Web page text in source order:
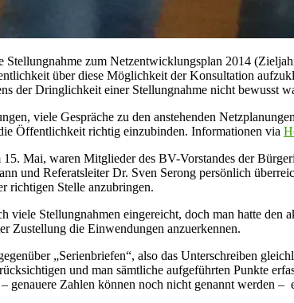
Stellungnahme zum Netzentwicklungsplan 2014
über diese Möglichkeit der Konsultation
der Dringlichkeit einer Stellungnahme nicht bewusst
viele Gespräche zu den anstehenden
Öffentlichkeit richtig einzubinden. Informationen via
15. Mai, waren Mitglieder des BV-Vorstandes der
und Referatsleiter Dr. Sven Serong persönlich
richtigen Stelle anzubringen.
viele Stellungnahmen eingereicht, doch man hatte
Zustellung die Einwendungen anzuerkennen.
„Serienbriefen“, also das Unterschreiben
und man sämtliche aufgeführten Punkte
genauere Zahlen können noch nicht genannt werden –